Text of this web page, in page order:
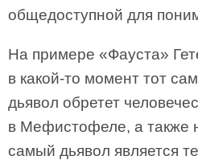
общедоступной для
На примере «Фауста»
в какой-то момент тот
дьявол обретет
в Мефистофеле, а также
самый дьявол является